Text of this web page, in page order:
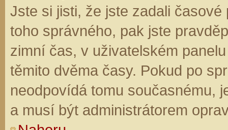
Jste si jisti, že jste zadali
toho správného, pak jste
zimní čas, v uživatelském
těmito dvěma časy. Pokud po
neodpovídá tomu současnému,
a musí být administrátorem